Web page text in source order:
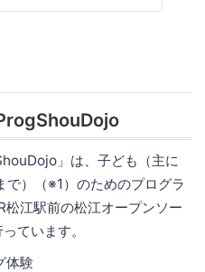
」は、子ども（主に
）（※1）のためのプログラ
松江駅前の松江オープンソー
ています。
体験